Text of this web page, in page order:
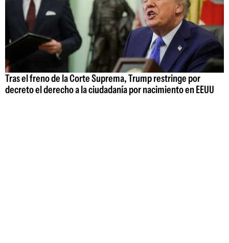
Tras el freno de la Corte Suprema, Trump restringe por
decreto el derecho a la ciudadanía por nacimiento en EEUU